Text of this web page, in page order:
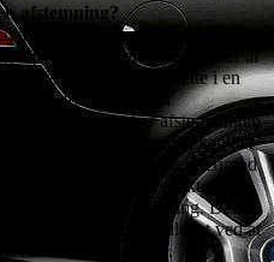
afstemning?
kan afstemninger kun rettes
oprettede afstemningen, eller af
af forummet. For at rette i en
på det første indlæg i
indlæg, som har afstemningen
afgivet nogen stemmer, kan der
Hvis der derimod
det kun forummets redaktører og
eller slette en afstemning. Dette
manipulere med resultatet ved at
inde i afstemningen.